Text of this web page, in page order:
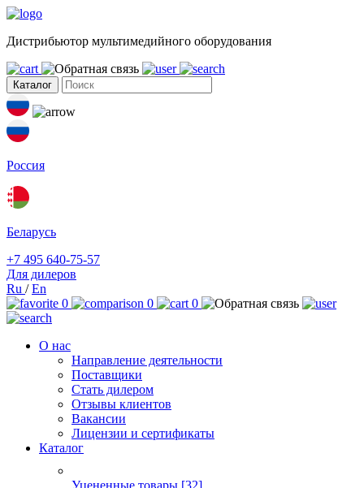
Дистрибьютор мультимедийного оборудования
Каталог
Россия
Беларусь
+7 495 640-75-57
Для дилеров
Ru /En
0
0 0
О нас
Направление деятельности
Поставщики
Стать дилером
Отзывы клиентов
Вакансии
Лицензии и сертификаты
Каталог
Уцененные товары [32]